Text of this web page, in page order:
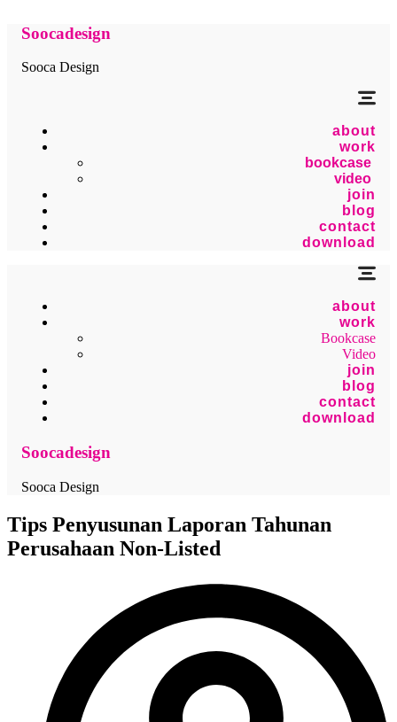
Soocadesign
Sooca Design
about
work
bookcase
video
join
blog
contact
download
about
work
Bookcase
Video
join
blog
contact
download
Soocadesign
Sooca Design
Tips Penyusunan Laporan Tahunan
Perusahaan Non-Listed